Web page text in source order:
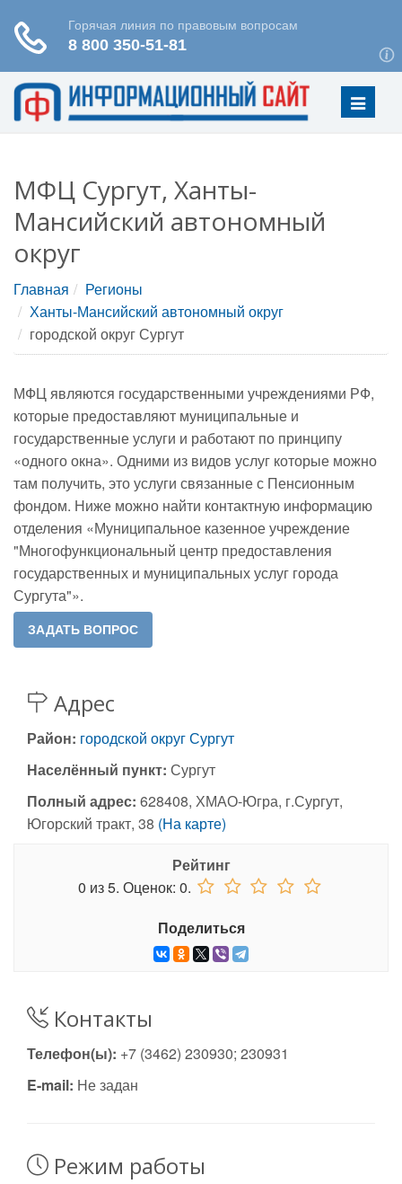
Меню
МФЦ Сургут, Ханты-
Мансийский автономный
округ
Главная
Регионы
Ханты-Мансийский автономный округ
городской округ Сургут
МФЦ являются государственными учреждениями РФ,
которые предоставляют муниципальные и
государственные услуги и работают по принципу
«одного окна». Одними из видов услуг которые можно
там получить, это услуги связанные с Пенсионным
фондом. Ниже можно найти контактную информацию
отделения «Муниципальное казенное учреждение
"Многофункциональный центр предоставления
государственных и муниципальных услуг города
Сургута"».
Адрес
Район: городской округ Сургут
Населённый пункт: Сургут
Полный адрес: 628408, ХМАО-Югра, г.Сургут,
Югорский тракт, 38 (На карте)
Рейтинг
0 из5. Оценок: 0.
Поделиться
Контакты
Телефон(ы): +7 (3462) 230930; 230931
E-mail: Не задан
Режим работы